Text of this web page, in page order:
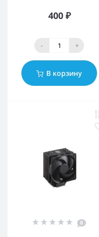
400 ₽
- +
В корзину
0